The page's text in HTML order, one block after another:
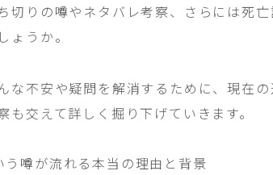
切りの噂やネタバレ考察、さらには死
ょうか。
な不安や疑問を解消するために、現在
も交えて詳しく掘り下げていきます。
う噂が流れる本当の理由と背景